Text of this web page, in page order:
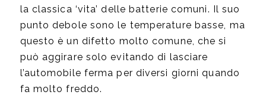
la classica ‘vita’ delle batterie comuni. Il suo
punto debole sono le temperature basse, ma
questo è un difetto molto comune, che si
può aggirare solo evitando di lasciare
l’automobile ferma per diversi giorni quando
fa molto freddo.